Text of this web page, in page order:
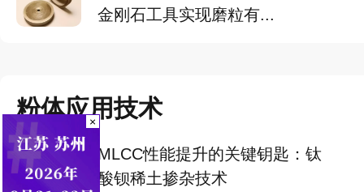
金刚石工具实现磨粒有...
粉体应用技术
MLCC性能提升的关键钥匙：钛
酸钡稀土掺杂技术
×